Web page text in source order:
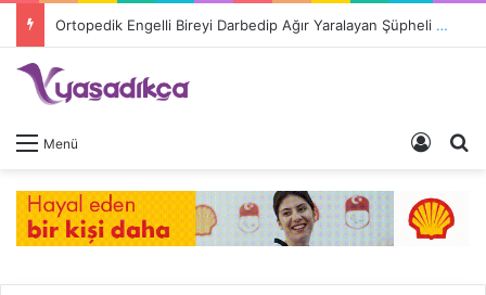
Ortopedik Engelli Bireyi Darbedip Ağır Yaralayan Şüpheli Tutuklandı
Menü Giriş